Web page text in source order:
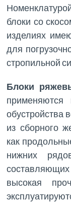
блоки со
изделиях
для
стропильной
Блоки
применяются
обустройства
из сборного
как
нижних
высокая